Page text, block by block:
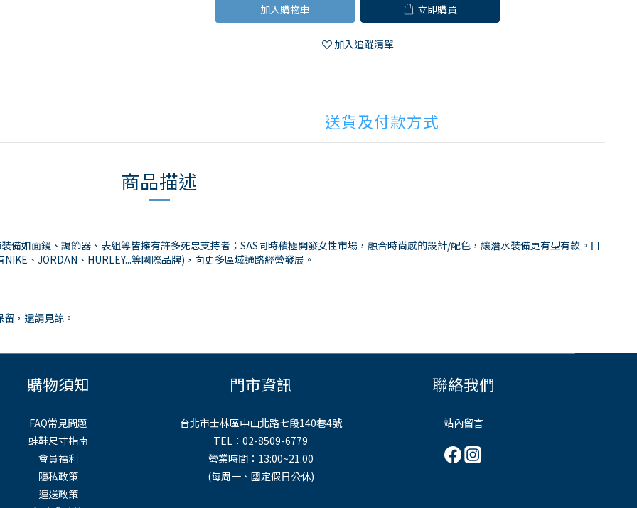
加入購物車 立即購買
加入追蹤清單
送貨及付款方式
商品描述
備如面鏡、調節器、表組等皆擁有許多死忠支持者；SAS同時積極開發女性市場，融合時尚感的設計/配色，讓潛水裝備更有型有款。目
、JORDAN、HURLEY...等國際品牌)，向更多區域通路經營發展。
，還請見諒。
購物須知
FAQ常見問題
蛙鞋尺寸指南
會員福利
隱私政策
運送政策
門市資訊
台北市士林區中山北路七段140巷4號
TEL：02-8509-6779
營業時間：13:00~21:00
(每周一、國定假日公休)
聯絡我們
站內留言